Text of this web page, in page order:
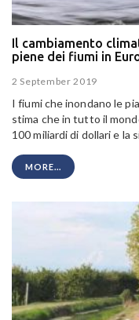
Il cambiamento
piene dei fiumi in
2 September 2019
I fiumi che inondano le
stima che in tutto il
100 miliardi di dollari e la
MORE...